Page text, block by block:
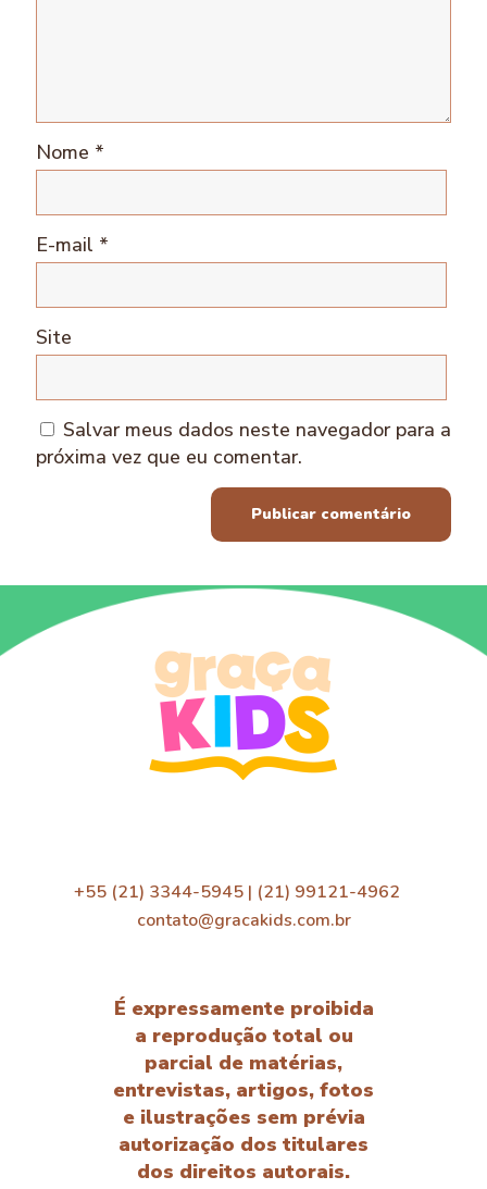
Nome *
E-mail *
Site
Salvar meus dados neste navegador para a
próxima vez que eu comentar.
+55 (21) 3344-5945 | (21) 99121-4962
contato@gracakids.com.br
É expressamente proibida
a reprodução total ou
parcial de matérias,
entrevistas, artigos, fotos
e ilustrações sem prévia
autorização dos titulares
dos direitos autorais.